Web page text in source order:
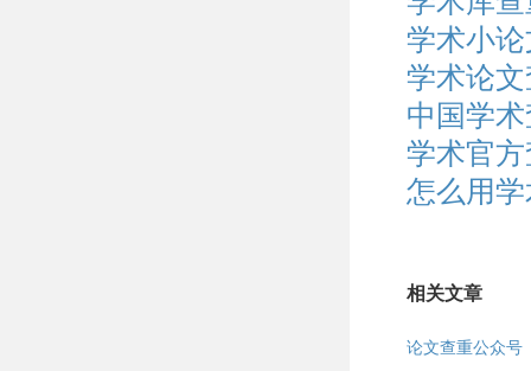
学术小
学术论
中国学
学术官
怎么用
相关文章
论文查重公众号